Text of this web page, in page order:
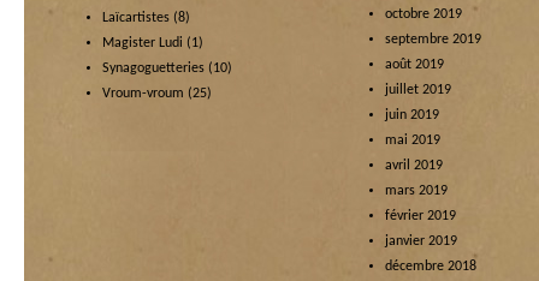
Laïcartistes (8)
Magister Ludi (1)
Synagoguetteries (10)
Vroum-vroum (25)
octobre 2019
septembre 2019
août 2019
juillet 2019
juin 2019
mai 2019
avril 2019
mars 2019
février 2019
janvier 2019
décembre 2018